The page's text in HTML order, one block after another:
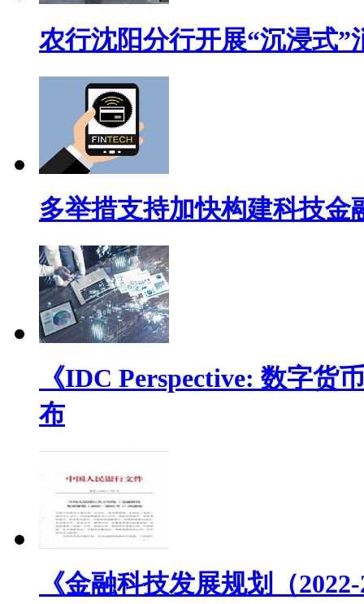
农行沈阳分行开展“沉浸式
多举措支持加快构建科技金
《IDC Perspective: 数字货
布
《金融科技发展规划（